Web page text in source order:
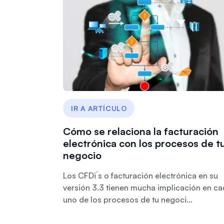
IR A ARTÍCULO
Cómo se relaciona la facturación
electrónica con los procesos de
negocio
Los CFDi´s o facturación electrónica en su
versión 3.3 tienen mucha implicación en
uno de los procesos de tu negoci...